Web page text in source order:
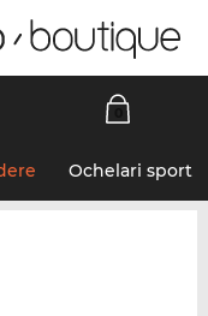
Ochelari sport